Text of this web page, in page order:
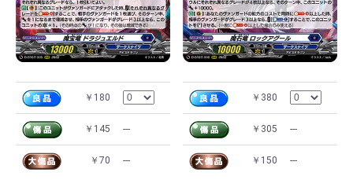
￥180
￥145 ---
￥70 ---
￥380
￥305 ---
￥150 ---